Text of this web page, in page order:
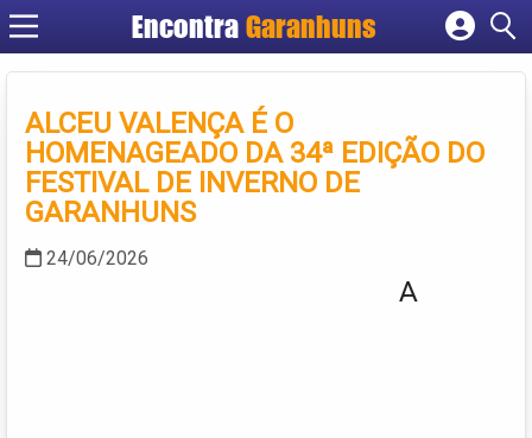
EncontraGaranhuns
Cadastrar empresa
Criar conta
ALCEU VALENÇA É O
HOMENAGEADO DA 34ª EDIÇÃO DO
FESTIVAL DE INVERNO DE
GARANHUNS
24/06/2026
A